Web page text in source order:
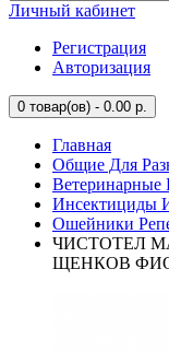
Личный кабинет
Регистрация
Авторизация
0 товар(ов) - 0.00 р.
Главная
Общие Для
Ветеринарные
Инсектициды
Ошейники
ЧИСТОТЕЛ
ЩЕНКОВ